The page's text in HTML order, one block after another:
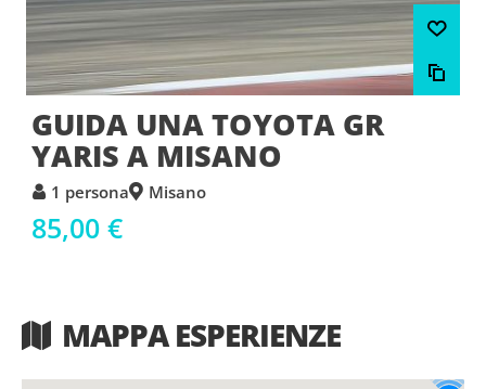
GUIDA UNA TOYOTA GR
YARIS A MISANO
1 persona Misano
85,00 €
MAPPA ESPERIENZE